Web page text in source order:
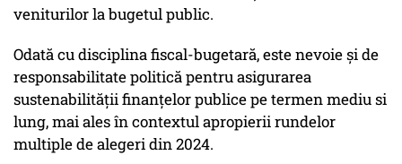
veniturilor la bugetul public.
Odată cu disciplina fiscal-bugetară, este nevoie și de
responsabilitate politică pentru asigurarea
sustenabilității finanțelor publice pe termen mediu si
lung, mai ales în contextul apropierii rundelor
multiple de alegeri din 2024.